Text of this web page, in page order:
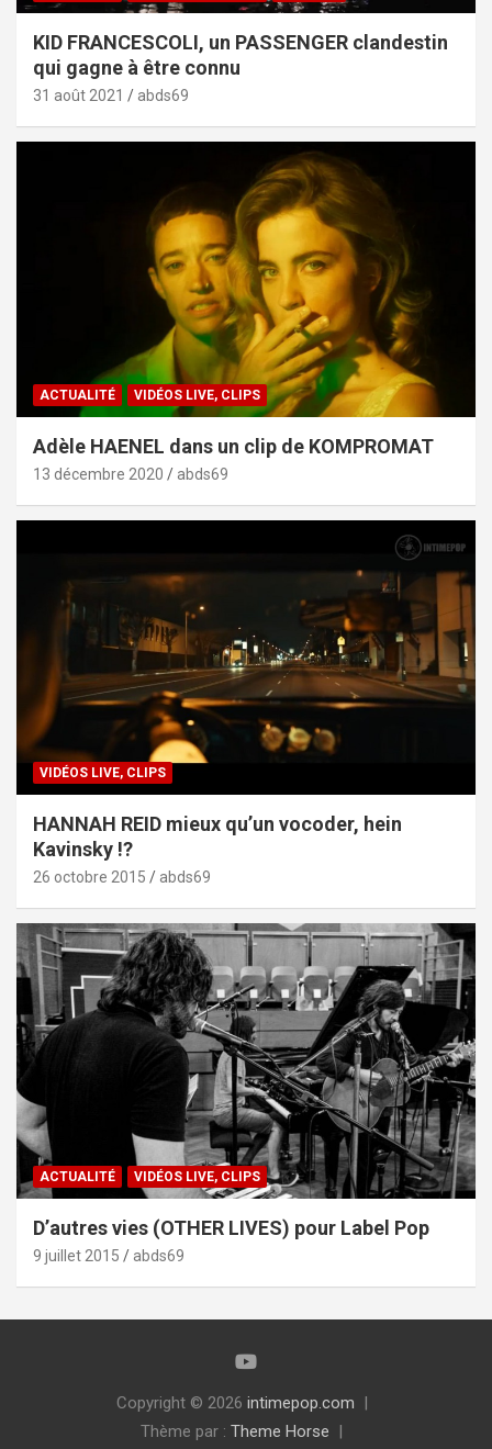
KID FRANCESCOLI, un PASSENGER clandestin
qui gagne à être connu
31 août 2021 abds69
ACTUALITÉ VIDÉOS LIVE, CLIPS
Adèle HAENEL dans un clip de KOMPROMAT
13 décembre 2020 abds69
VIDÉOS LIVE, CLIPS
HANNAH REID mieux qu’un vocoder, hein
Kavinsky !?
26 octobre 2015 abds69
ACTUALITÉ VIDÉOS LIVE, CLIPS
D’autres vies (OTHER LIVES) pour Label Pop
9 juillet 2015 abds69
Copyright © 2026 intimepop.com
Thème par : Theme Horse